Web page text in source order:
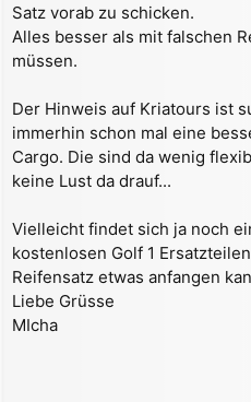
Satz vorab zu schicken.
Alles besser als mit falschen
müssen.
Der Hinweis auf Kriatours ist
immerhin schon mal eine
Cargo. Die sind da wenig
keine Lust da drauf...
Vielleicht findet sich ja noch
kostenlosen Golf 1
Reifensatz etwas anfangen
Liebe Grüsse
MIcha